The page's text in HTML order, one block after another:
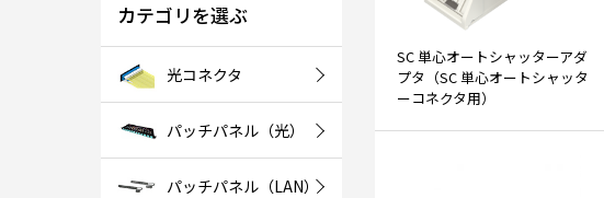
カテゴリを選ぶ
光コネクタ
パッチパネル（光）
パッチパネル（LAN）
SC 単心オートシャッターアダ
プタ（SC 単心オートシャッタ
ーコネクタ用）